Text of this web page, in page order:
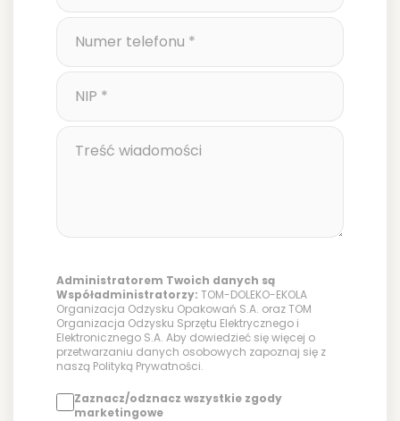
Administratorem Twoich danych są
Współadministratorzy: TOM-DOLEKO-EKOLA
Organizacja Odzysku Opakowań S.A. oraz TOM
Organizacja Odzysku Sprzętu Elektrycznego i
Elektronicznego S.A. Aby dowiedzieć się więcej o
przetwarzaniu danych osobowych zapoznaj się z
naszą Polityką Prywatności.
Zaznacz/odznacz wszystkie zgody
marketingowe